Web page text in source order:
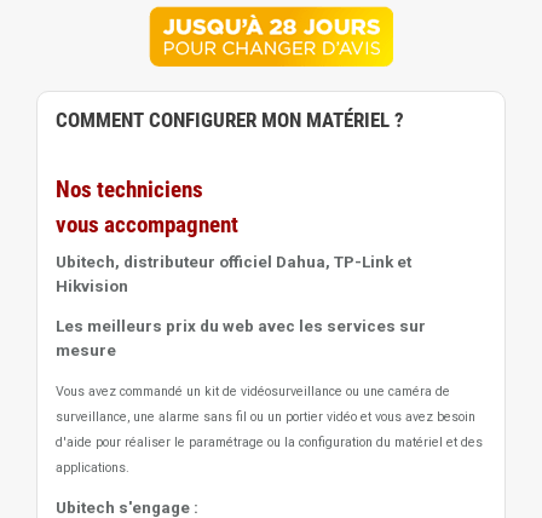
COMMENT CONFIGURER MON MATÉRIEL ?
Nos techniciens
vous accompagnent
Ubitech, distributeur officiel Dahua, TP-Link et
Hikvision
Les meilleurs prix du web avec les services sur
mesure
Vous avez commandé un kit de vidéosurveillance ou une caméra de
surveillance, une alarme sans fil ou un portier vidéo et vous avez besoin
d'aide pour réaliser le paramétrage ou la configuration du matériel et des
applications.
Ubitech s'engage :